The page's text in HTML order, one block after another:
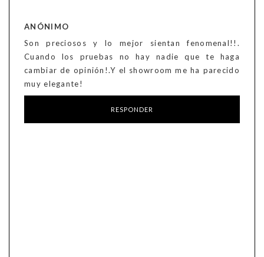
ANÓNIMO
Son preciosos y lo mejor sientan fenomenal!!.
Cuando los pruebas no hay nadie que te haga
cambiar de opinión!.Y el showroom me ha parecido
muy elegante!
RESPONDER